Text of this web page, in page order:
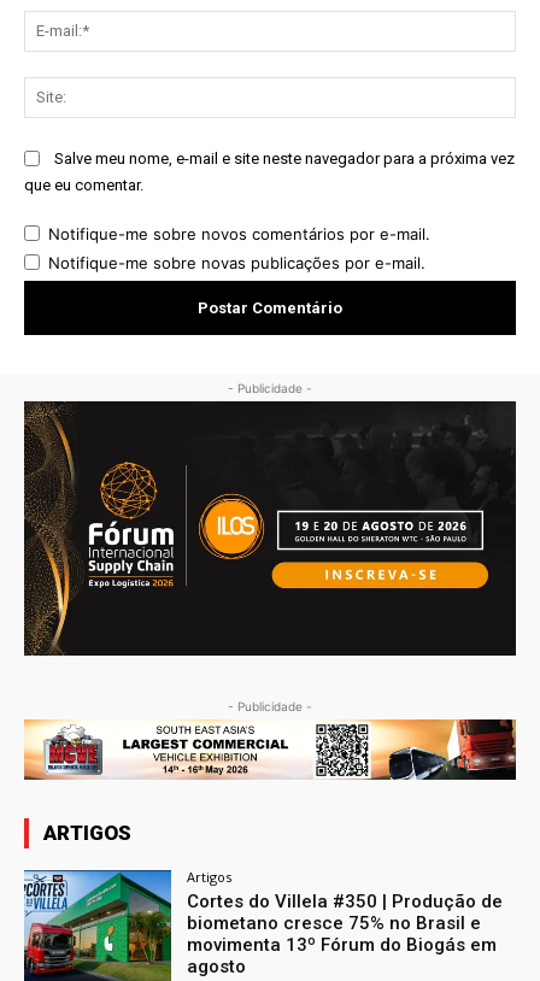
Salve meu nome, e-mail e site neste navegador para a próxima vez
que eu comentar.
Notifique-me sobre novos comentários por e-mail.
Notifique-me sobre novas publicações por e-mail.
- Publicidade -
- Publicidade -
ARTIGOS
Artigos
Cortes do Villela #350 | Produção de
biometano cresce 75% no Brasil e
movimenta 13º Fórum do Biogás em
agosto